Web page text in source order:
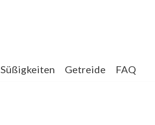
Süßigkeiten Getreide FAQ